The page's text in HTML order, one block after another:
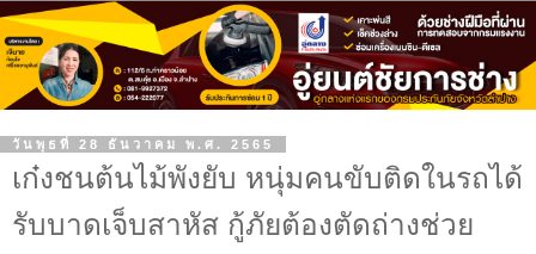
วันพุธที่ 28 ธันวาคม พ.ศ. 2565
เก๋งชนต้นไม้พังยับ หนุ่มคนขับติดในรถได้
รับบาดเจ็บสาหัส กู้ภัยต้องตัดถ่างช่วย